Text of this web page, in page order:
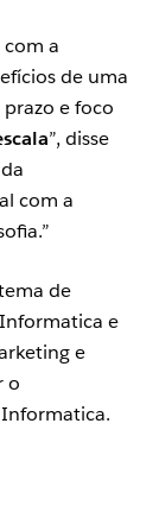
com a
de uma
e foco
”, disse
da
com a
de
e
e
o